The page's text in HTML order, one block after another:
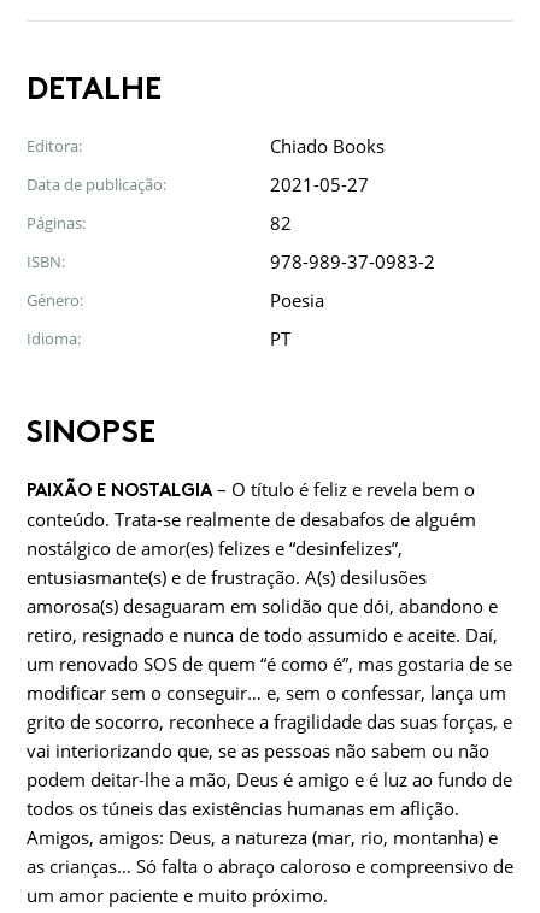
DETALHE
Editora: Chiado Books
Data de publicação: 2021-05-27
Páginas: 82
ISBN: 978-989-37-0983-2
Género: Poesia
Idioma: PT
SINOPSE
PAIXÃO E NOSTALGIA– O título é feliz e revela bem o
conteúdo. Trata-se realmente de desabafos de alguém
nostálgico de amor(es) felizes e “desinfelizes”,
entusiasmante(s) e de frustração. A(s) desilusões
amorosa(s) desaguaram em solidão que dói, abandono e
retiro, resignado e nunca de todo assumido e aceite. Daí,
um renovado SOS de quem “é como é”, mas gostaria de se
modificar sem o conseguir… e, sem o confessar, lança um
grito de socorro, reconhece a fragilidade das suas forças, e
vai interiorizando que, se as pessoas não sabem ou não
podem deitar-lhe a mão, Deus é amigo e é luz ao fundo de
todos os túneis das existências humanas em aflição.
Amigos, amigos: Deus, a natureza (mar, rio, montanha) e
as crianças… Só falta o abraço caloroso e compreensivo de
um amor paciente e muito próximo.